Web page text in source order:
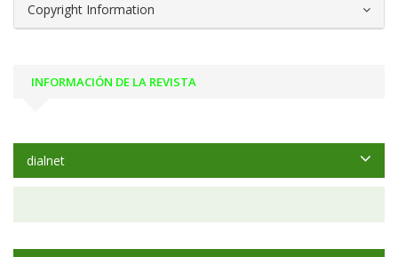
Copyright Information
INFORMACIÓN DE LA REVISTA
dialnet